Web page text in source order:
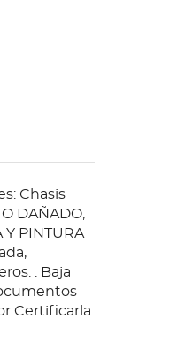
Chasis
DAÑADO,
Y PINTURA
. Baja
Certificarla.